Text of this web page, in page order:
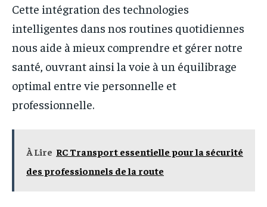
Cette intégration des technologies
intelligentes dans nos routines quotidiennes
nous aide à mieux comprendre et gérer notre
santé, ouvrant ainsi la voie à un équilibrage
optimal entre vie personnelle et
professionnelle.
À Lire RC Transport essentielle pour la sécurité
des professionnels de la route